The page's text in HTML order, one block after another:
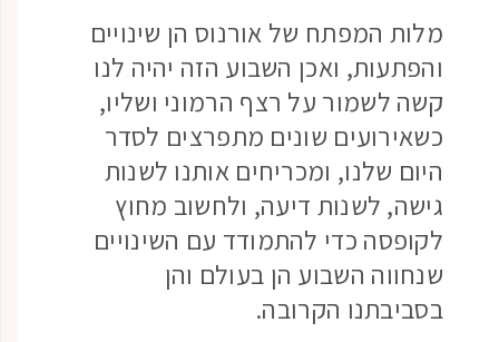
מלות המפתח של אורנוס הן שינויים
והפתעות, ואכן השבוע הזה יהיה לנו
קשה לשמור על רצף הרמוני ושליו,
כשאירועים שונים מתפרצים לסדר
היום שלנו, ומכריחים אותנו לשנות
גישה, לשנות דיעה, ולחשוב מחוץ
לקופסה כדי להתמודד עם השינויים
שנחווה השבוע הן בעולם והן
בסביבתנו הקרובה.